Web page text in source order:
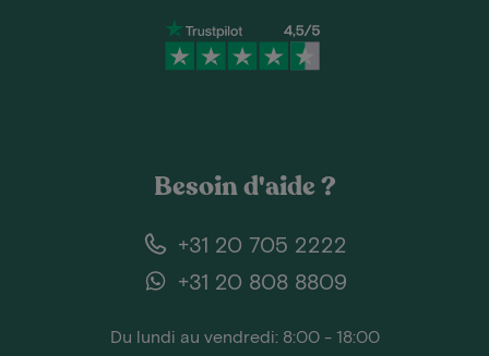
Besoin d'aide ?
+31 20 705 2222
+31 20 808 8809
Du lundi au vendredi: 8:00 - 18:00